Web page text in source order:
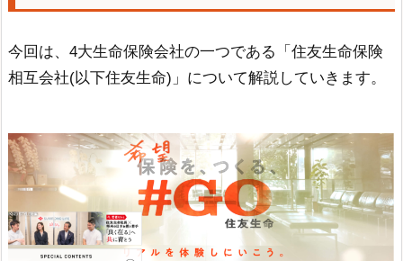
今回は、4大生命保険会社の一つである「住友生命保険
相互会社(以下住友生命)」について解説していきます。